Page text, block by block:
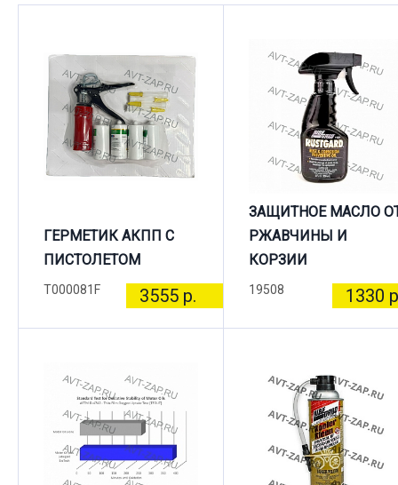
ГЕРМЕТИК АКПП С
ПИСТОЛЕТОМ
T000081F 3555 р.
ЗАЩИТНОЕ МАСЛО
РЖАВЧИНЫ И
КОРЗИИ
19508 1330